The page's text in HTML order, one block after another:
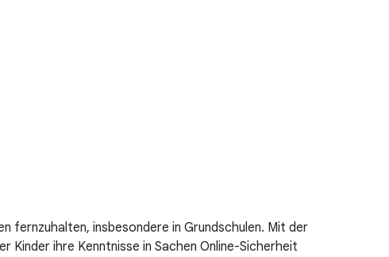
fernzuhalten, insbesondere in Grundschulen. Mit der
Kinder ihre Kenntnisse in Sachen Online-Sicherheit